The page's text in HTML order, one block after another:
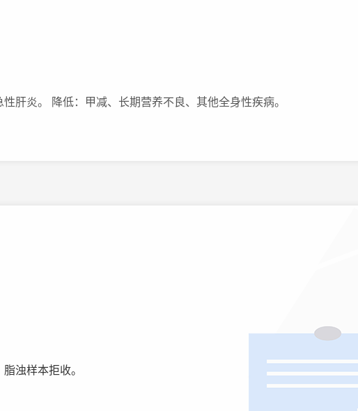
肝炎。 降低：甲减、长期营养不良、其他全身性疾病。
浊样本拒收。